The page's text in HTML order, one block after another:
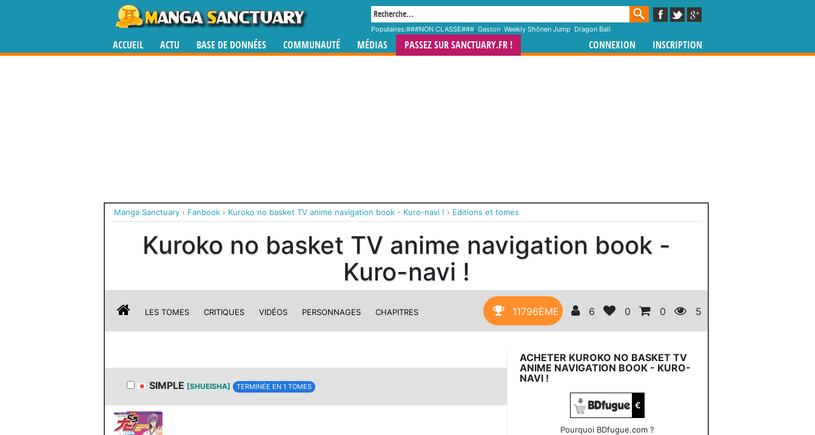
Populaires:###NON CLASSE###, Gaston, Weekly Shônen Jump, Dragon Ball
ACCUEIL ACTU BASE DE DONNÉES COMMUNAUTÉ MÉDIAS PASSEZ SUR SANCTUARY.FR ! CONNEXION INSCRIPTION
Manga Sanctuary › Fanbook › Kuroko no basket TV anime navigation book - Kuro-navi ! › Editions et tomes
Kuroko no basket TV anime navigation book -
Kuro-navi !
LES TOMES CRITIQUES VIDÉOS PERSONNAGES CHAPITRES 11796ÈME 6 0 0 5
SIMPLE [SHUEISHA] TERMINÉE EN 1 TOMES
ACHETER KUROKO NO BASKET TV
ANIME NAVIGATION BOOK - KURO-
NAVI !
€
Pourquoi BDfugue.com ?